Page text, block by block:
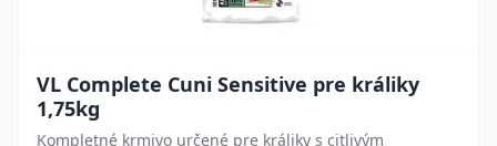
VL Complete Cuni Sensitive pre králiky
1,75kg
Kompletné krmivo určené pre králiky s citlivým